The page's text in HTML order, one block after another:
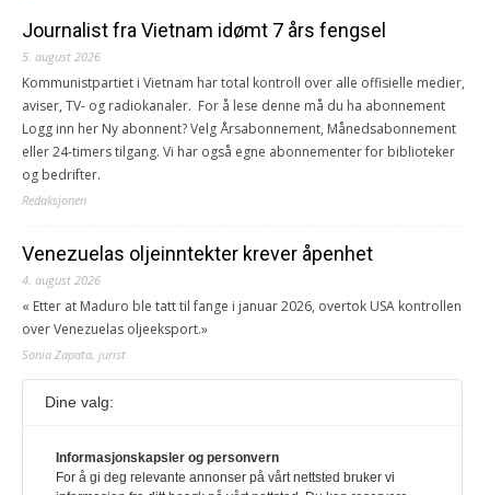
Journalist fra Vietnam idømt 7 års fengsel
5. august 2026
Kommunistpartiet i Vietnam har total kontroll over alle offisielle medier,
aviser, TV- og radiokanaler. For å lese denne må du ha abonnement
Logg inn her Ny abonnent? Velg Årsabonnement, Månedsabonnement
eller 24-timers tilgang. Vi har også egne abonnementer for biblioteker
og bedrifter.
Redaksjonen
Venezuelas oljeinntekter krever åpenhet
4. august 2026
« Etter at Maduro ble tatt til fange i januar 2026, overtok USA kontrollen
over Venezuelas oljeeksport.»
Sonia Zapata, jurist
117,8 millioner er på flukt, en nedgang fra forrige
1. august 2026
Ville ha tilsvart verdens trettende største land i folketall. For å lese
Dine valg:
Informasjonskapsler og personvern
For å gi deg relevante annonser på vårt nettsted bruker vi